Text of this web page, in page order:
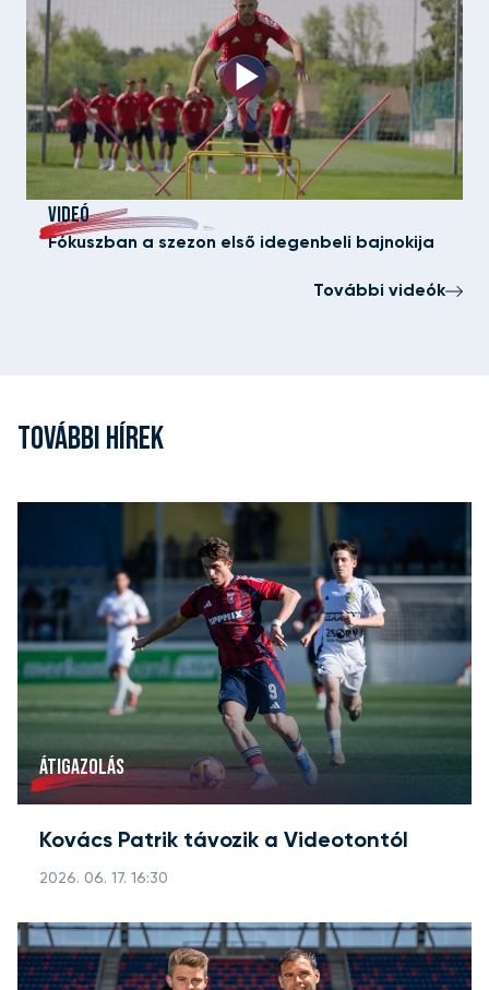
VIDEÓ
Fókuszban a szezon első idegenbeli bajnokija
További videók
TOVÁBBI HÍREK
ÁTIGAZOLÁS
Kovács Patrik távozik a Videotontól
2026. 06. 17. 16:30